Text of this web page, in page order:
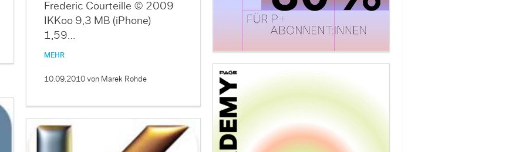
Frederic Courteille © 2009
IKKoo 9,3 MB (iPhone)
1,59…
MEHR
10.09.2010 von Marek Rohde